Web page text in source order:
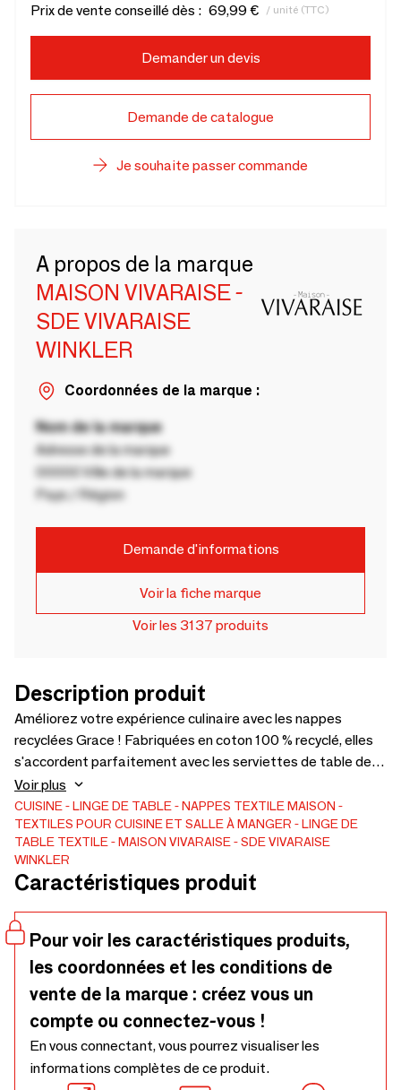
Prix de vente conseillé dès : 69,99 € / unité (TTC)
Demander un devis
Demande de catalogue
Je souhaite passer commande
A propos de la marque
MAISON VIVARAISE -
SDE VIVARAISE
WINKLER
Coordonnées de la marque :
Nom de la marque
Adresse de la marque
00000 Ville de la marque
Pays / Région
Demande d'informations
Voir la fiche marque
Voir les 3137 produits
Description produit
Améliorez votre expérience culinaire avec les nappes
recyclées Grace ! Fabriquées en coton 100 % recyclé, elles
s'accordent parfaitement avec les serviettes de table de la
même gamme. - 100% Coton recyclé
Voir plus
CUISINE LINGE DE TABLE NAPPES TEXTILE MAISON
TEXTILES POUR CUISINE ET SALLE À MANGER
LINGE DE
TABLE TEXTILE
MAISON VIVARAISE - SDE VIVARAISE
WINKLER
Caractéristiques produit
Pour voir les caractéristiques produits,
les coordonnées et les conditions de
vente de la marque : créez vous un
compte ou connectez-vous !
En vous connectant, vous pourrez visualiser les
informations complètes de ce produit.